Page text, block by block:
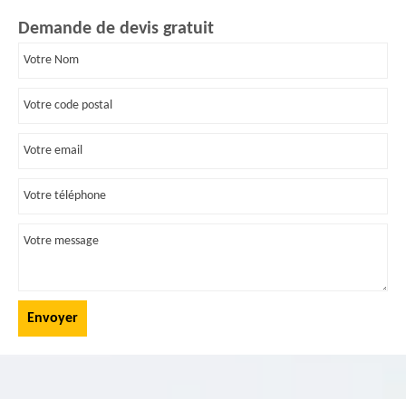
Demande de devis gratuit